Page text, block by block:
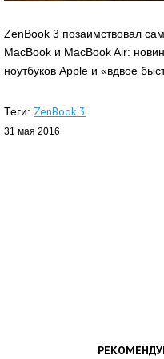
ZenBook 3 позаимствовал
MacBook и MacBook Air:
ноутбуков Apple и «вдвое
Теги: ZenBook 3
31 мая 2016